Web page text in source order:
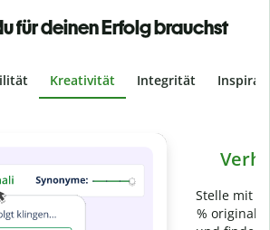
für deinen Erfolg brauchst
Kreativität Integrität